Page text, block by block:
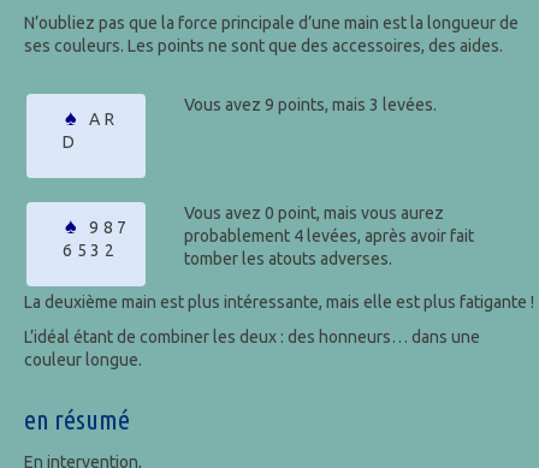
N’oubliez pas que la force principale d’une main est la longueur de
ses couleurs. Les points ne sont que des accessoires, des aides.
♠
AR
D
Vous avez 9 points, mais 3 levées.
♠
987
6532
Vous avez 0 point, mais vous aurez
probablement 4 levées, après avoir fait
tomber les atouts adverses.
La deuxième main est plus intéressante, mais elle est plus fatigante !
L’idéal étant de combiner les deux : des honneurs… dans une
couleur longue.
en résumé
En intervention,